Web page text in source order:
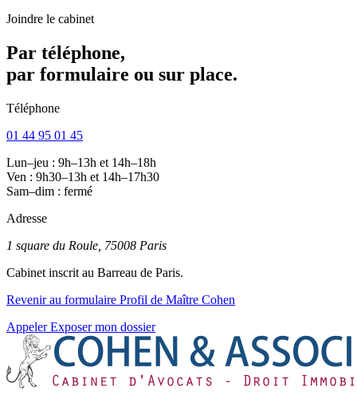
Joindre le cabinet
Par téléphone,
par formulaire ou sur place.
Téléphone
01 44 95 01 45
Lun–jeu : 9h–13h et 14h–18h
Ven : 9h30–13h et 14h–17h30
Sam–dim : fermé
Adresse
1 square du Roule, 75008 Paris
Cabinet inscrit au Barreau de Paris.
Revenir au formulaire Profil de Maître Cohen
AppelerExposer mon dossier